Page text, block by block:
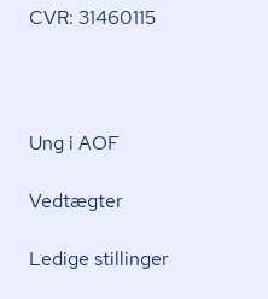
CVR: 31460115
Ung i AOF
Vedtægter
Ledige stillinger